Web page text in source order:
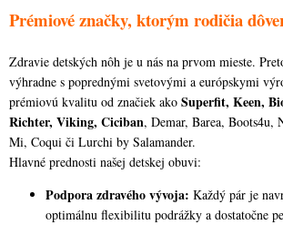
Prémiové značky, ktorým rodičia
Zdravie detských nôh je u nás na prvom mieste.
výhradne s poprednými svetovými a európskymi
prémiovú kvalitu od značiek ako Superfit, Keen,
Richter, Viking, Ciciban, Demar, Barea, Boots4u,
Mi, Coqui či Lurchi by Salamander.
Hlavné prednosti našej detskej obuvi:
Podpora zdravého vývoja: Každý pár je
optimálnu flexibilitu podrážky a dostatočne